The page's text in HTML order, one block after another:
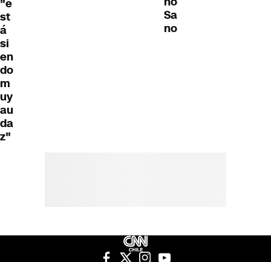
"e
st
á
si
en
do
m
uy
au
da
z"
Sa
no